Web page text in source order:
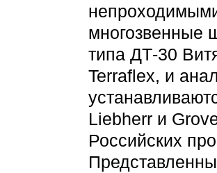
многозвенные
типа ДТ-30
Terraflex, и
Liebherr и
Российских